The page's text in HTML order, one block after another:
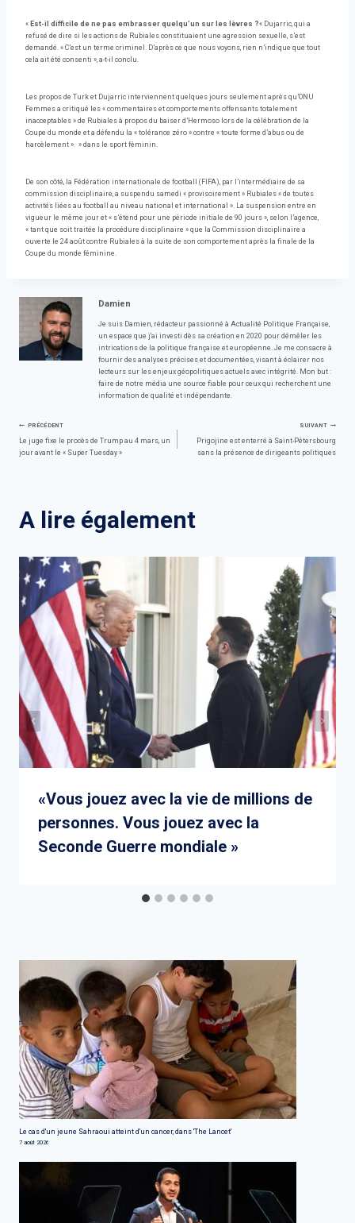
« Est-il difficile de ne pas embrasser quelqu’un sur les lèvres ?« Dujarric, qui a
refusé de dire si les actions de Rubiales constituaient une agression sexuelle, s’est
demandé. « C’est un terme criminel. D’après ce que nous voyons, rien n’indique que tout
cela ait été consenti », a-t-il conclu.
Les propos de Turk et Dujarric interviennent quelques jours seulement après qu’ONU
Femmes a critiqué les « commentaires et comportements offensants totalement
inacceptables » de Rubiales à propos du baiser d’Hermoso lors de la célébration de la
Coupe du monde et a défendu la « tolérance zéro » contre « toute forme d’abus ou de
harcèlement ». » dans le sport féminin.
De son côté, la Fédération internationale de football (FIFA), par l’intermédiaire de sa
commission disciplinaire, a suspendu samedi « provisoirement » Rubiales « de toutes
activités liées au football au niveau national et international ». La suspension entre en
vigueur le même jour et « s’étend pour une période initiale de 90 jours », selon l’agence,
« tant que soit traitée la procédure disciplinaire » que la Commission disciplinaire a
ouverte le 24 août contre Rubiales à la suite de son comportement après la finale de la
Coupe du monde féminine.
Damien
Je suis Damien, rédacteur passionné à Actualité Politique Française,
un espace que j'ai investi dès sa création en 2020 pour démêler les
intrications de la politique française et européenne. Je me consacre à
fournir des analyses précises et documentées, visant à éclairer nos
lecteurs sur les enjeux géopolitiques actuels avec intégrité. Mon but :
faire de notre média une source fiable pour ceux qui recherchent une
information de qualité et indépendante.
Navigation
PRÉCÉDENT
Le juge fixe le procès de Trump au 4 mars, un
jour avant le « Super Tuesday »
SUIVANT
Prigojine est enterré à Saint-Pétersbourg
sans la présence de dirigeants politiques
A lire également
«Vous jouez avec la vie de millions de
personnes. Vous jouez avec la
Seconde Guerre mondiale »
Le cas d'un jeune Sahraoui atteint d'un cancer, dans 'The Lancet'
7 août 2026